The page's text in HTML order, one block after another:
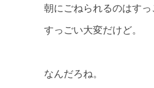
朝にごねられるのはすっ
すっごい大変だけど。
なんだろね。